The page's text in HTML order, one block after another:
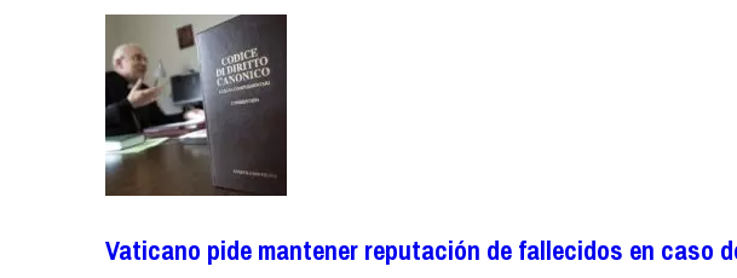
Vaticano pide mantener reputación de fallecidos en caso